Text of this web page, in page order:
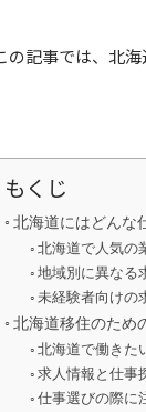
の記事では、北
もくじ
北海道にはどんな
北海道で人気の
地域別に異なる
未経験者向けの
北海道移住のため
北海道で働きた
求人情報と仕事
仕事選びの際に